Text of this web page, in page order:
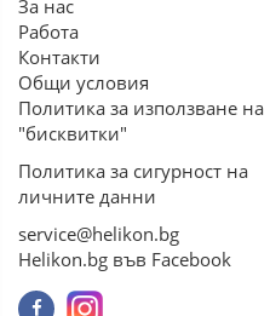
За нас
Работа
Контакти
Общи условия
Политика за използване на
"бисквитки"
Политика за сигурност на
личните данни
service@helikon.bg
Helikon.bg във Facebook